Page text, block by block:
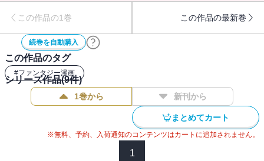
この作品の1巻 この作品の最新巻
続巻を自動購入
この作品のタグ
#ファンタジー漫画
シリーズ作品(9件)
1巻から 新刊から
まとめてカート
※無料、予約、入荷通知のコンテンツはカートに追加されません。
1